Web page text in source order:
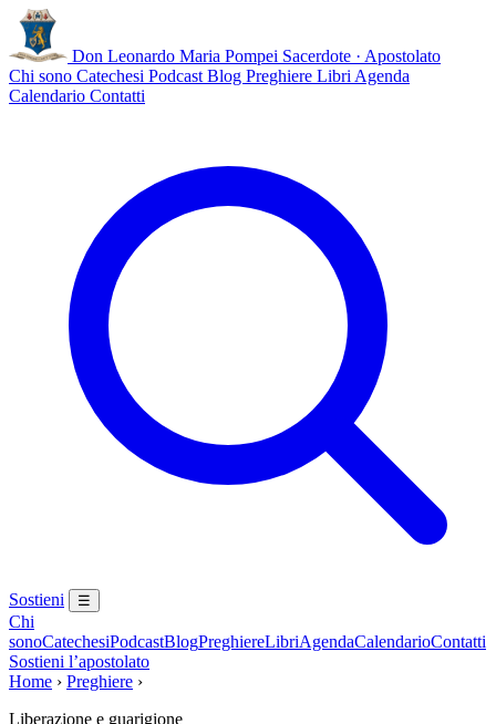
Don Leonardo Maria Pompei Sacerdote · Apostolato
Chi sono Catechesi Podcast Blog Preghiere Libri Agenda
Calendario Contatti
Sostieni ☰
Chi
sonoCatechesiPodcastBlogPreghiereLibriAgendaCalendarioContatti
Sostieni l’apostolato
Home › Preghiere ›
Liberazione e guarigione